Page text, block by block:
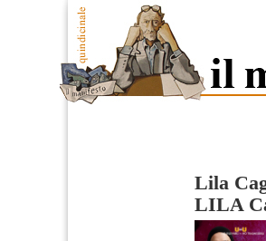
Lila
LILA